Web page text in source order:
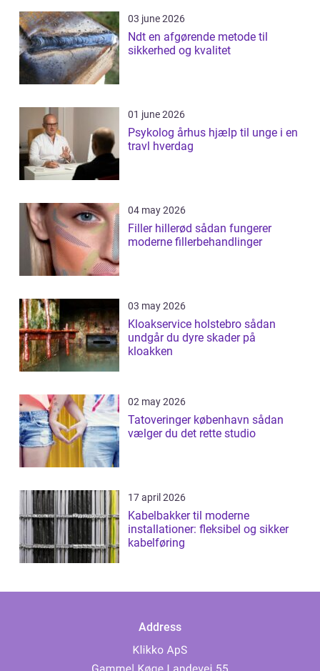
03 june 2026
Ndt en afgørende metode til
sikkerhed og kvalitet
01 june 2026
Psykolog århus hjælp til unge i en
travl hverdag
04 may 2026
Filler hillerød sådan fungerer
moderne fillerbehandlinger
03 may 2026
Kloakservice holstebro sådan
undgår du dyre skader på
kloakken
02 may 2026
Tatoveringer københavn sådan
vælger du det rette studio
17 april 2026
Kabelbakker til moderne
installationer: fleksibel og sikker
kabelføring
Address